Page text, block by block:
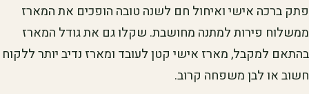
פתק ברכה אישי ואיחול חם לשנה טובה הופכים את המארז
ממשלוח פירות למתנה מחושבת. שקלו גם את גודל המארז
בהתאם למקבל, מארז אישי קטן לעובד ומארז נדיב יותר ללקוח
חשוב או לבן משפחה קרוב.